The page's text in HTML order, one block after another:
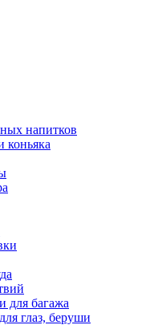
напитков
коньяка
для багажа
глаз, беруши